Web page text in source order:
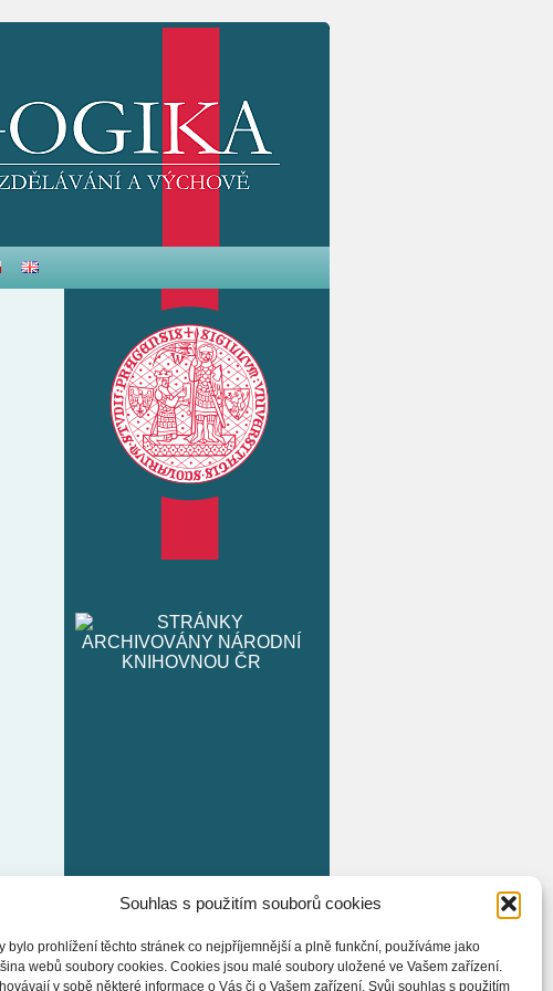
Souhlas s použitím souborů cookies
bylo prohlížení těchto stránek co nejpříjemnější a plně funkční, používáme jako
webů soubory cookies. Cookies jsou malé soubory uložené ve Vašem zařízení.
v sobě některé informace o Vás či o Vašem zařízení. Svůj souhlas s použitím